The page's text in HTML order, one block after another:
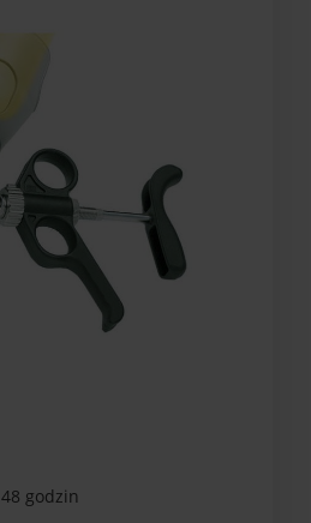
48 godzin